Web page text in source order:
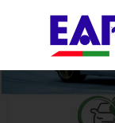
contenido